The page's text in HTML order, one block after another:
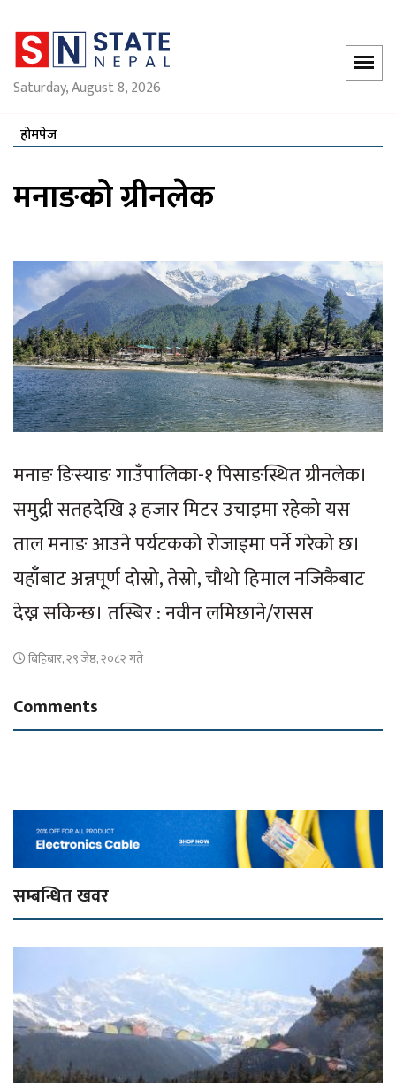
Saturday, August 8, 2026
होमपेज
मनाङको ग्रीनलेक
मनाङ ङिस्याङ गाउँपालिका-१ पिसाङस्थित ग्रीनलेक।
समुद्री सतहदेखि ३ हजार मिटर उचाइमा रहेको यस
ताल मनाङ आउने पर्यटकको रोजाइमा पर्ने गरेको छ।
यहाँबाट अन्नपूर्ण दोस्रो, तेस्रो, चौथो हिमाल नजिकैबाट
देख्न सकिन्छ। तस्बिर : नवीन लमिछाने/रासस
बिहिबार, २९ जेष्ठ, २०८२ गते
Comments
सम्बन्धित खवर